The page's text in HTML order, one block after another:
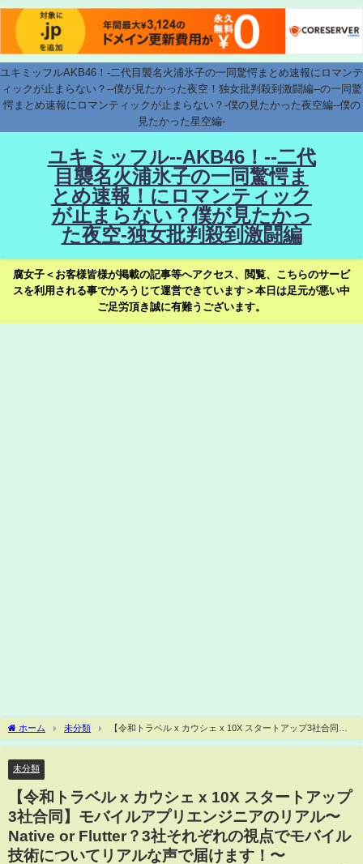
ユキミッフルAKB46！-二代目襲名火浦氷子の一同驚愕まとめ速報にロマンテ
ィックが止まらない？--僕が見たかった夜空！独女批判殺到激闘編--の一同驚
愕まとめ速報にロマンティックが止まらない？-僕の見たかった夜空編--僕の
見たかった星空編-
ユキミッフル--AKB46！--二代
目襲名火浦氷子の一同驚愕ま
とめ速報！にロマンティック
が止まらない？僕が見たかっ
た夜空-独女批判殺到激闘編
腐女子＜お客様皆様が掲載の記事等へアクセス、閲覧、こちらのサービ
スを利用される事でかろうじて運営できています＞本日は足元が悪い中
ご足労頂き誠に有難うございます。
ホーム 未分類
【令和トラベル x カウシェ x 10X スタートアップ3社合同】
モバイルアプリエンジニアのリアル〜Native or Flutter？3社それぞれの視点でモバイル
未分類
【令和トラベル x カウシェ x 10X スタートアップ
3社合同】モバイルアプリエンジニアのリアル〜
Native or Flutter？3社それぞれの視点でモバイル
技術についてリアルな声で届けます！〜